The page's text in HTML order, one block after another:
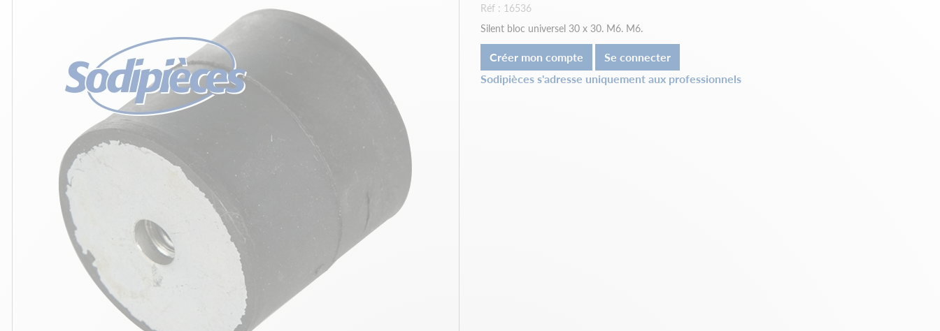
Réf : 16536
Silent bloc universel 30 x 30. M6. M6.
Créer mon compte
Se connecter
Sodipièces s'adresse uniquement aux professionnels